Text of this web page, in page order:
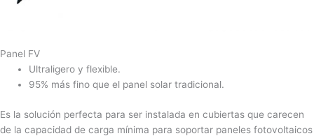
Panel FV
Ultraligero y flexible.
95% más fino que el panel solar tradicional.
Es la solución perfecta para ser instalada en cubiertas que carecen
de la capacidad de carga mínima para soportar paneles fotovoltaicos